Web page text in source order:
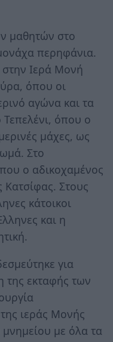
μαθητών στο
περηφάνια.
Ιερά Μονή
όπου οι
αγώνα και τα
Τεπελένι, όπου ο
μάχες, ως
Στο
ο αδικοχαμένος
Κατσίφας. Στους
κάτοικοι
και η
για
της εκταφής των
ιεράς Μονής
με όλα τα